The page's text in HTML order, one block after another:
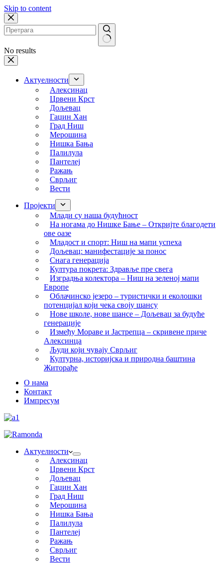
Skip to content
No results
Актуелности
Алексинац
Црвени Крст
Дољевац
Гаџин Хан
Град Ниш
Мерошина
Нишка Бања
Палилула
Пантелеј
Ражањ
Сврљиг
Вести
Пројекти
Млади су наша будућност
На ногама до Нишке Бање – Откријте благодети
ове оазе
Младост и спорт: Ниш на мапи успеха
Дољевац: манифестације за понос
Снага генерација
Култура покрета: Здравље пре свега
Изградња колектора – Ниш на зеленој мапи
Европе
Облачинско језеро – туристички и еколошки
потенцијал који чека своју шансу
Нове школе, нове шансе – Дољевац за будуће
генерације
Између Мораве и Јастрепца – скривене приче
Алексинца
Људи који чувају Сврљиг
Културна, историјска и природна баштина
Житорађе
О нама
Контакт
Импресум
Актуелности
Алексинац
Црвени Крст
Дољевац
Гаџин Хан
Град Ниш
Мерошина
Нишка Бања
Палилула
Пантелеј
Ражањ
Сврљиг
Вести